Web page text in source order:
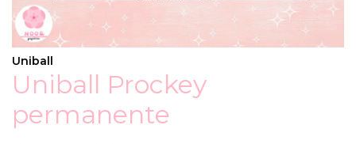
Uniball
Uniball Prockey
permanente